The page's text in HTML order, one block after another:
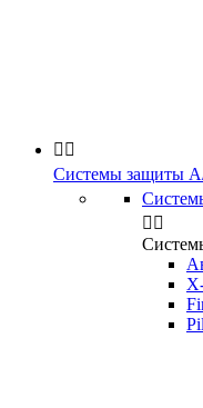
 
Системы защиты
 